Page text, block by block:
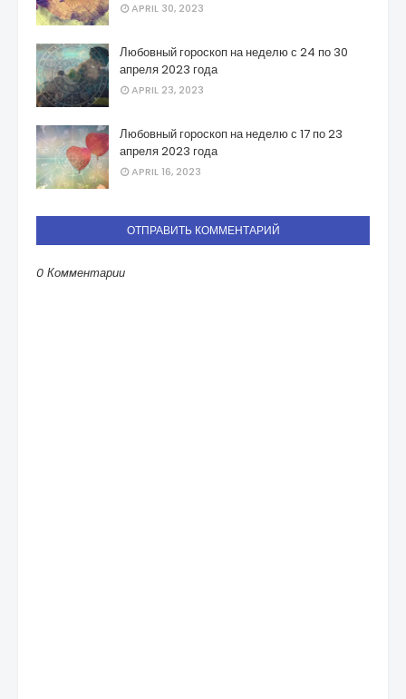
APRIL 30, 2023
Любовный гороскоп на неделю с 24 по 30
апреля 2023 года
APRIL 23, 2023
Любовный гороскоп на неделю с 17 по 23
апреля 2023 года
APRIL 16, 2023
ОТПРАВИТЬ КОММЕНТАРИЙ
0 Комментарии